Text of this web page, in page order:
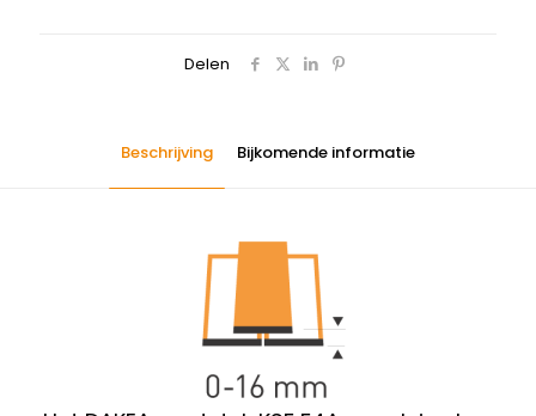
Delen
Beschrijving Bijkomende informatie